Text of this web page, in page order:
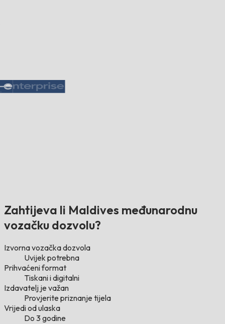
Zahtijeva li Maldives međunarodnu
vozačku dozvolu?
Izvorna vozačka dozvola
Uvijek potrebna
Prihvaćeni format
Tiskani i digitalni
Izdavatelj je važan
Provjerite priznanje tijela
Vrijedi od ulaska
Do 3 godine